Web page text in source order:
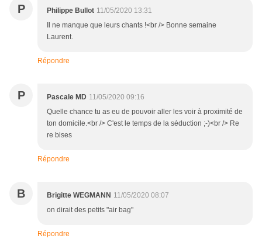
P Philippe Bullot 11/05/2020 13:31
Il ne manque que leurs chants !<br /> Bonne semaine
Laurent.
Répondre
P Pascale MD 11/05/2020 09:16
Quelle chance tu as eu de pouvoir aller les voir à proximité de
ton domicile.<br /> C'est le temps de la séduction ;-)<br /> Re
re bises
Répondre
B Brigitte WEGMANN 11/05/2020 08:07
on dirait des petits "air bag"
Répondre